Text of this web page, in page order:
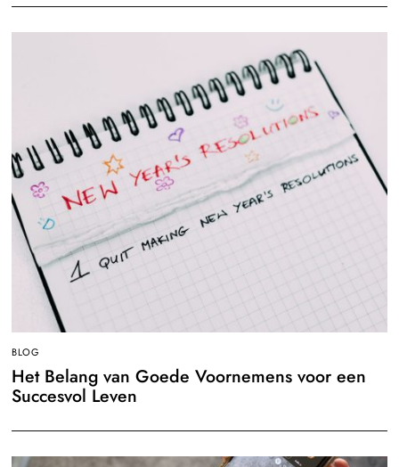
BLOG
Het Belang van Goede Voornemens voor een
Succesvol Leven